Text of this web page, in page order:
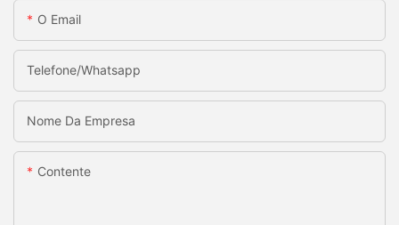
O Email
Telefone/whatsapp
Nome Da Empresa
Contente